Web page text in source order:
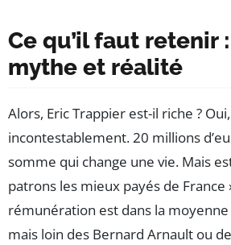
Ce qu’il faut retenir
mythe et réalité
Alors, Eric Trappier est-il riche ? Oui,
incontestablement. 20 millions
somme qui change une vie. Mais
patrons les mieux payés de France
rémunération est dans la moyenne
mais loin des Bernard Arnault ou